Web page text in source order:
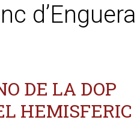
d’Enguera
DE LA DOP
HEMISFERIC